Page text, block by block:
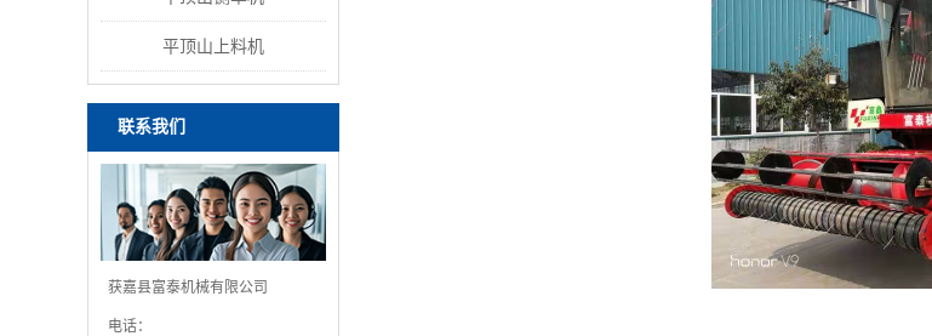
平顶山上料机
联系我们
获嘉县富泰机械有限公司
电话：